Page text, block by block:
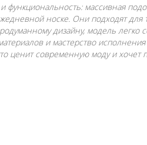
и функциональность: массивная
носке. Они подходят
дизайну, модель
и мастерство
современную моду и хочет